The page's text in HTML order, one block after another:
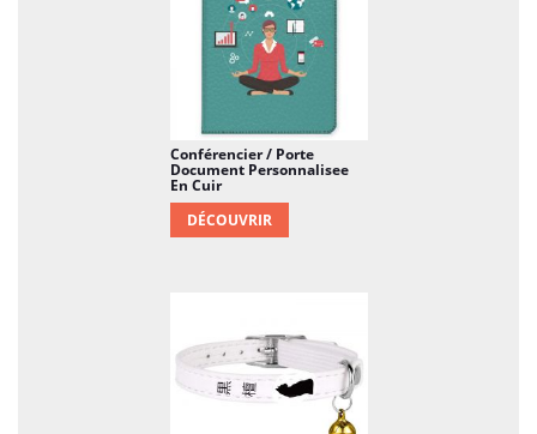
Conférencier / Porte
Document Personnalisee
En Cuir
DÉCOUVRIR